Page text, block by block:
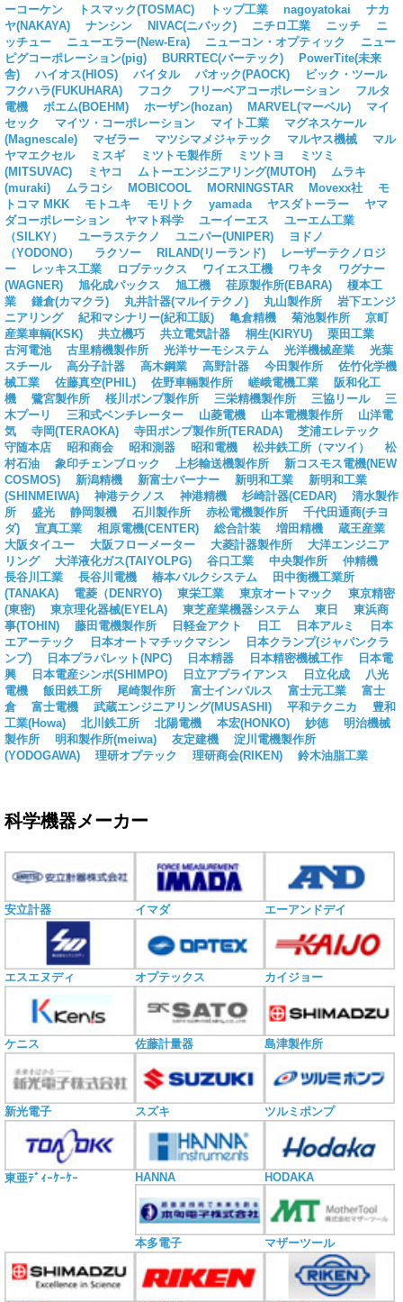
ーコーケン トスマック(TOSMAC) トップ工業 nagoyatokai
ナカ
ヤ(NAKAYA)
ナンシン NIVAC(ニバック) ニチロ工業 ニッチ
ニ
ッチュー
ニューエラー(New-Era) ニューコン・オプティック
ニュー
ピグコーポレーション(pig)
BURRTEC(バーテック)
PowerTite(未来
舎)
ハイオス(HIOS) バイタル パオック(PAOCK)
ビック・ツール
フクハラ(FUKUHARA)
フコク フリーベアコーポレーション
フルタ
電機
ボエム(BOEHM) ホーザン(hozan) MARVEL(マーベル)
マイ
セック
マイツ・コーポレーション マイト工業
マグネスケール
(Magnescale)
マゼラー マツシマメジャテック マルヤス機械
マル
ヤマエクセル
ミスギ ミツトモ製作所 ミツトヨ
ミツミ
(MITSUVAC)
ミヤコ ムトーエンジニアリング(MUTOH)
ムラキ
(muraki)
ムラコシ MOBICOOL MORNINGSTAR Movexx社
モ
トコマ MKK
モトユキ モリトク yamada ヤスダトーラー
ヤマ
ダコーポレーション
ヤマト科学 ユーイーエス
ユーエム工業
（SILKY）
ユーラステクノ ユニパー(UNIPER)
ヨドノ
（YODONO）
ラクソー RILAND(リーランド)
レーザーテクノロジ
ー
レッキス工業 ロブテックス ワイエス工機 ワキタ
ワグナー
(WAGNER)
旭化成パックス 旭工機 荏原製作所(EBARA)
榎本工
業
鎌倉(カマクラ) 丸井計器(マルイテクノ) 丸山製作所
岩下エンジ
ニアリング
紀和マシナリー(紀和工販) 亀倉精機 菊池製作所
京町
産業車輌(KSK)
共立機巧 共立電気計器 桐生(KIRYU)
栗田工業
古河電池
古里精機製作所 光洋サーモシステム 光洋機械産業
光葉
スチール
高分子計器 高木鋼業 高野計器 今田製作所
佐竹化学機
械工業
佐藤真空(PHIL) 佐野車輛製作所 嵯峨電機工業
阪和化工
機
鷺宮製作所 桜川ポンプ製作所 三栄精機製作所 三協リール
三
木プーリ
三和式ベンチレーター 山菱電機 山本電機製作所
山洋電
気
寺岡(TERAOKA) 寺田ポンプ製作所(TERADA)
芝浦エレテック
守随本店
昭和商会 昭和測器 昭和電機 松井鉄工所（マツイ）
松
村石油
象印チェンブロック 上杉輸送機製作所
新コスモス電機(NEW
COSMOS)
新潟精機 新富士バーナー 新明和工業
新明和工業
(SHINMEIWA)
神港テクノス 神港精機 杉崎計器(CEDAR)
清水製作
所
盛光 静岡製機 石川製作所 赤松電機製作所
千代田通商(チヨ
ダ)
宣真工業 相原電機(CENTER) 総合計装 増田精機
蔵王産業
大阪タイユー
大阪フローメーター 大菱計器製作所
大洋エンジニア
リング
大洋液化ガス(TAIYOLPG) 谷口工業 中央製作所
仲精機
長谷川工業
長谷川電機 椿本バルクシステム
田中衡機工業所
(TANAKA)
電菱（DENRYO) 東栄工業 東京オートマック
東京精密
(東密)
東京理化器械(EYELA) 東芝産業機器システム 東日
東浜商
事(TOHIN)
藤田電機製作所 日軽金アクト 日工 日本アルミ
日本
エアーテック
日本オートマチックマシン
日本クランプ(ジャパンクラ
ンプ)
日本プラパレット(NPC) 日本精器 日本精密機械工作
日本電
興
日本電産シンポ(SHIMPO) 日立アプライアンス 日立化成
八光
電機
飯田鉄工所 尾崎製作所 富士インパルス 富士元工業
富士
倉
富士電機 武蔵エンジニアリング(MUSASHI) 平和テクニカ
豊和
工業(Howa)
北川鉄工所 北陽電機 本宏(HONKO) 妙徳
明治機械
製作所
明和製作所(meiwa) 友定建機
淀川電機製作所
(YODOGAWA)
理研オプテック 理研商会(RIKEN) 鈴木油脂工業
科学機器メーカー
安立計器 イマダ エーアンドデイ
エスエヌディ オプテックス カイジョー
ケニス 佐藤計量器 島津製作所
新光電子 スズキ ツルミポンプ
東亜ﾃﾞｨｰｹｰｹｰ HANNA HODAKA
本多電子 マザーツール